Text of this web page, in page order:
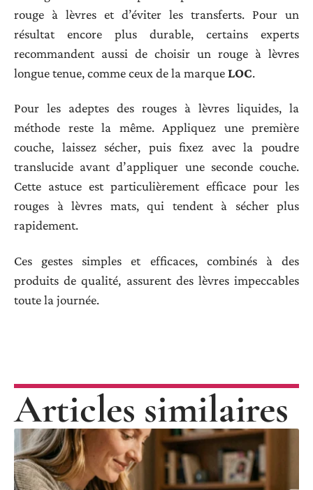
rouge à lèvres et d’éviter les transferts. Pour un
résultat encore plus durable, certains experts
recommandent aussi de choisir un rouge à lèvres
longue tenue, comme ceux de la marqueLOC.
Pour les adeptes des rouges à lèvres liquides, la
méthode reste la même. Appliquez une première
couche, laissez sécher, puis fixez avec la poudre
translucide avant d’appliquer une seconde couche.
Cette astuce est particulièrement efficace pour les
rouges à lèvres mats, qui tendent à sécher plus
rapidement.
Ces gestes simples et efficaces, combinés à des
produits de qualité, assurent des lèvres impeccables
toute la journée.
Articles similaires